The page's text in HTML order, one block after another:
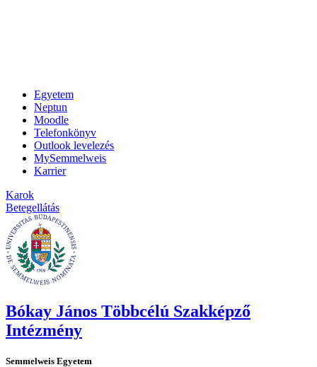
Egyetem
Neptun
Moodle
Telefonkönyv
Outlook levelezés
MySemmelweis
Karrier
Karok
Betegellátás
Bókay János Többcélú Szakképző
Intézmény
Semmelweis Egyetem